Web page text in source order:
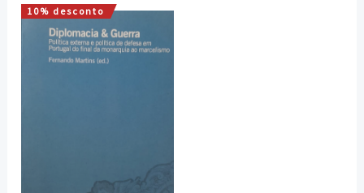
10% desconto
O
preço
original
era:
O
preço
atual
é: